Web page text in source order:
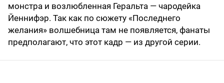
монстра и возлюбленная Геральта — чародейка
Йеннифэр. Так как по сюжету «Последнего
желания» волшебница там не появляется, фанаты
предполагают, что этот кадр — из другой серии.